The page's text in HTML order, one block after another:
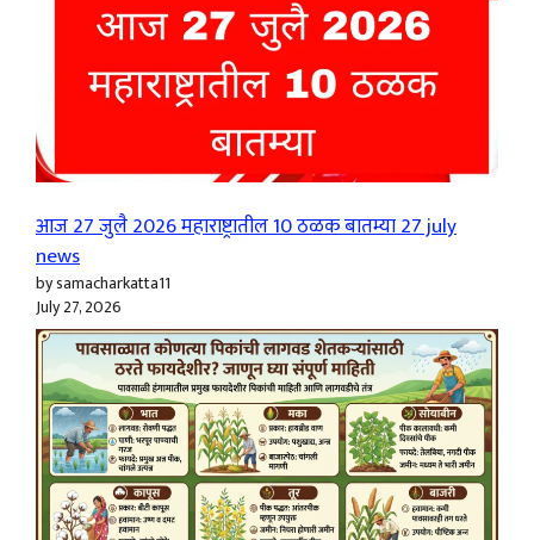
आज 27 जुलै 2026 महाराष्ट्रातील 10 ठळक बातम्या 27 july
news
by samacharkatta11
July 27, 2026